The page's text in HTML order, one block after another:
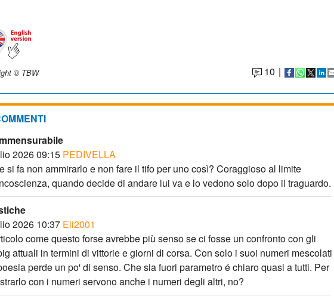
© TBW 10 |
2026 09:15 PEDIVELLA
si fa non ammirarlo e non fare il tifo per uno così? Coraggioso al limite
quando decide di andare lui va e lo vedono solo dopo il traguardo.
2026 10:37 Eli2001
come questo forse avrebbe più senso se ci fosse un confronto con gli
attuali in termini di vittorie e giorni di corsa. Con solo i suoi numeri mescolati
perde un po' di senso. Che sia fuori parametro é chiaro quasi a tutti. Per
con i numeri servono anche i numeri degli altri, no?